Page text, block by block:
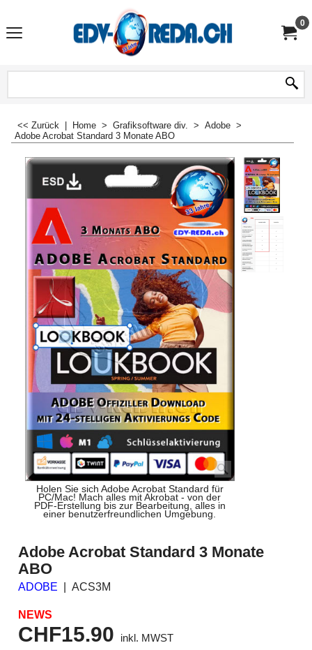
0
<< Zurück Home > Grafiksoftware div. > Adobe >
Adobe Acrobat Standard 3 Monate ABO
Holen Sie sich Adobe Acrobat Standard für
PC/Mac! Mach alles mit Akrobat - von der
PDF-Erstellung bis zur Bearbeitung, alles in
einer benutzerfreundlichen Umgebung.
Adobe Acrobat Standard 3 Monate
ABO
ADOBE ACS3M
NEWS
CHF15.90 inkl. MWST